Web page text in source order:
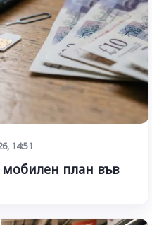
14:51
мобилен план във